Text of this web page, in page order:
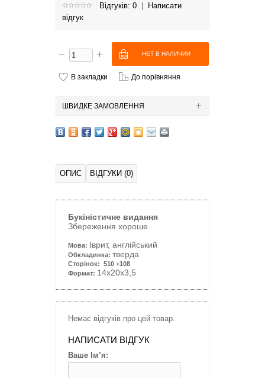
Відгуків: 0
Написати
відгук
В закладки До порівняння
ШВИДКЕ ЗАМОВЛЕННЯ
ОПИС ВІДГУКИ (0)
Букіністичне видання
Збереження хороше
Мова: Іврит, англійський
Обкладинка: тверда
Сторінок: 510 +108
Формат: 14x20x3,5
Немає відгуків про цей товар.
НАПИСАТИ ВІДГУК
Ваше Ім’я: